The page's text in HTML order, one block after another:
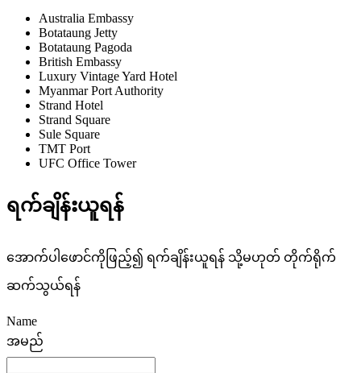
Australia Embassy
Botataung Jetty
Botataung Pagoda
British Embassy
Luxury Vintage Yard Hotel
Myanmar Port Authority
Strand Hotel
Strand Square
Sule Square
TMT Port
UFC Office Tower
ရက်ချိန်းယူရန်
အောက်ပါဖောင်ကိုဖြည့်၍ ရက်ချိန်းယူရန် သို့မဟုတ် တိုက်ရိုက်
ဆက်သွယ်ရန်
Name
အမည်